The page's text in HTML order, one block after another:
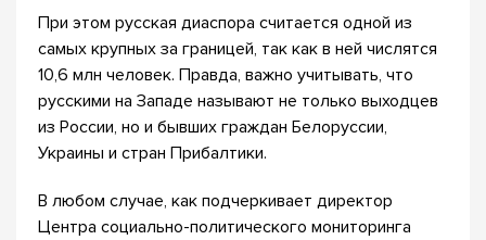
При этом русская диаспора считается одной из
самых крупных за границей, так как в ней числятся
10,6 млн человек. Правда, важно учитывать, что
русскими на Западе называют не только выходцев
из России, но и бывших граждан Белоруссии,
Украины и стран Прибалтики.
В любом случае, как подчеркивает директор
Центра социально-политического мониторинга